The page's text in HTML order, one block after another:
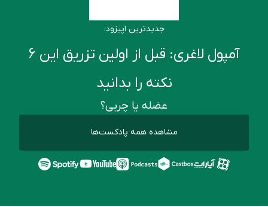
جدیدترین اپیزود:
آمپول لاغری: قبل از اولین تزریق این ۶
نکته را بدانید
عضله یا چربی؟
مشاهده همه پادکست‌ها